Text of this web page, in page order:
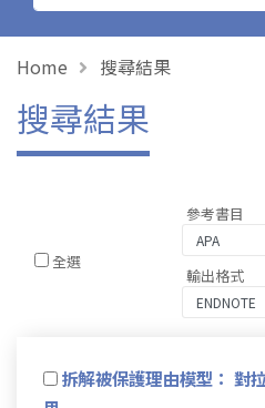
Home 搜尋結果
搜尋結果
全選
參考書目
輸出格式
拆解被保護理由模型： 對